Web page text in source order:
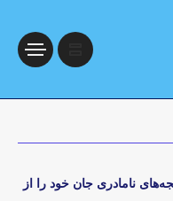
نامادری جان خود را از